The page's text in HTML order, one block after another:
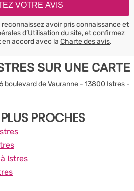
avoir pris connaissance et
d’Utilisationdu site, et confirmez
accord avec la Charte des avis.
SUR UNE CARTE
boulevard de Vauranne - 13800 Istres -
PROCHES
Istres